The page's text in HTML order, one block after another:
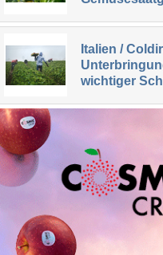
Italien /
wichtiger